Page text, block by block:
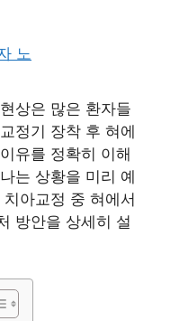
노
상은 많은 환자들
정기 장착 후 혀에
유를 정확히 이해
는 상황을 미리 예
아교정 중 혀에서
방안을 상세히 설